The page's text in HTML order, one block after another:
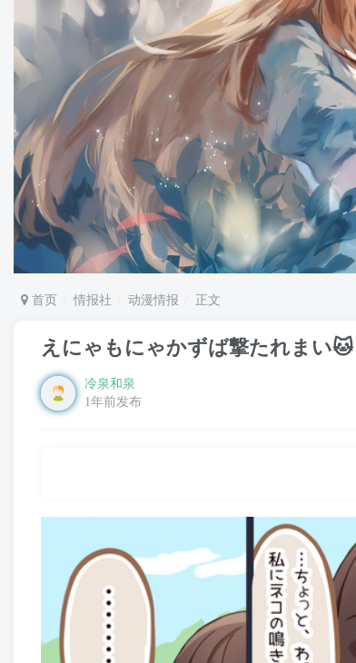
首页 情报社 动漫情报 正文
えにゃもにゃかずば撃たれまい🐱
冷泉和泉
1年前发布